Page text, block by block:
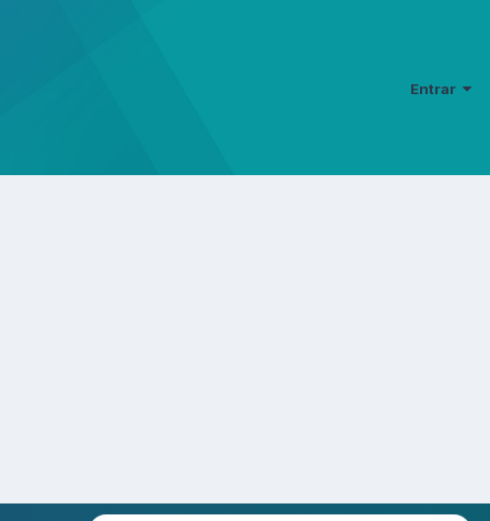
Entrar